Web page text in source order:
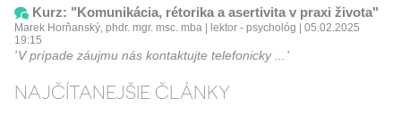
Kurz: "Komunikácia, rétorika a asertivita v praxi života"
Marek Horňanský, phdr. mgr. msc. mba | lektor - psychológ | 05.02.2025
19:15
V prípade záujmu nás kontaktujte telefonicky ...
NAJČÍTANEJŠIE ČLÁNKY